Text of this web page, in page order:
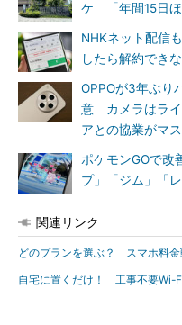
ケ 「年間15日ほ
NHKネット配信
したら解約でき
OPPOが3年ぶり
意 カメラはライ
アとの協業がマス
ポケモンGOで改
プ」「ジム」「
関連リンク
どのプランを選ぶ？ スマホ料金
自宅に置くだけ！ 工事不要Wi-